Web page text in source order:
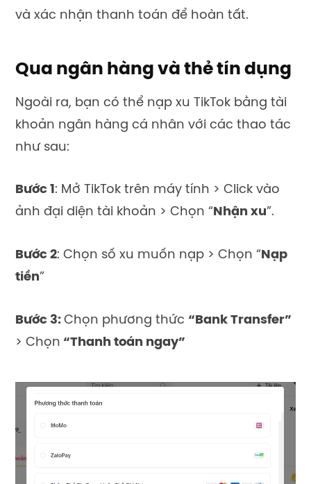
và xác nhận thanh toán để hoàn tất.
Qua ngân hàng và thẻ tín dụng
Ngoài ra, bạn có thể nạp xu TikTok bằng tài
khoản ngân hàng cá nhân với các thao tác
như sau:
Bước 1: Mở TikTok trên máy tính > Click vào
ảnh đại diện tài khoản > Chọn “Nhận xu”.
Bước 2: Chọn số xu muốn nạp > Chọn “Nạp
tiền”
Bước 3: Chọn phương thức “Bank Transfer”
> Chọn “Thanh toán ngay”